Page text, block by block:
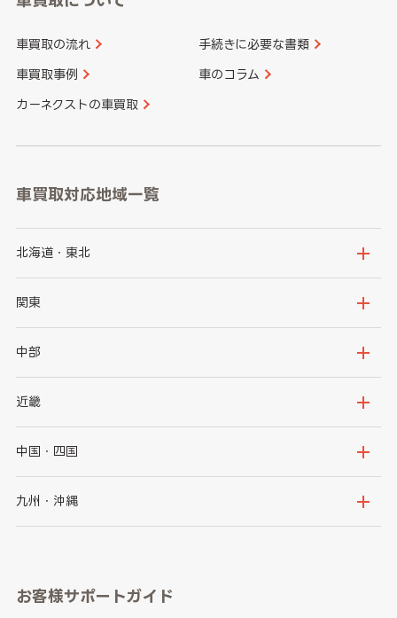
車買取の流れ 手続きに必要な書類
車買取事例 車のコラム
カーネクストの車買取
車買取対応地域一覧
北海道・東北
北海道
岩手県
秋田県
関東
茨城県
群馬県
千葉県
神奈川県
中部
新潟県
石川県
山梨県
愛知県
近畿
大阪府
京都府
和歌山県
中国・四国
鳥取県
山口県
九州・沖縄
長崎県
お客様サポートガイド